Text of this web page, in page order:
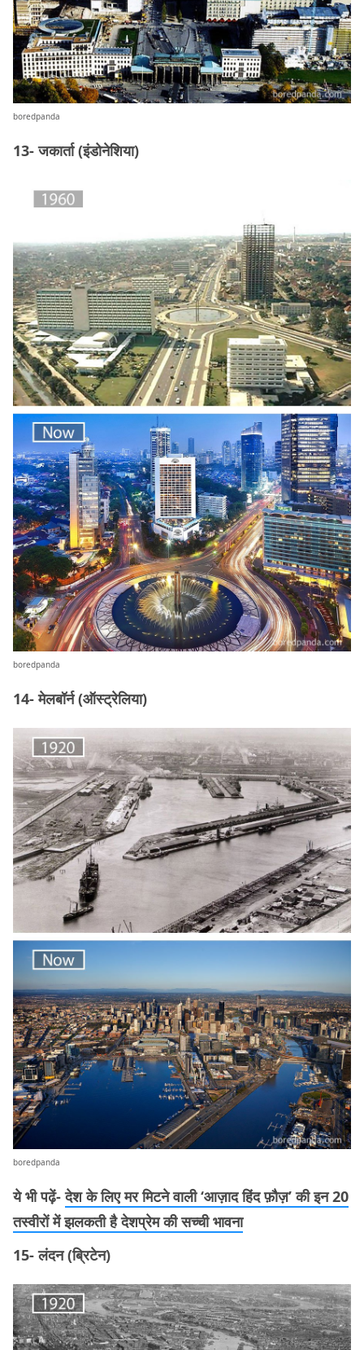
boredpanda
13- जकार्ता (इंडोनेशिया)
boredpanda
14- मेलबॉर्न (ऑस्ट्रेलिया)
boredpanda
ये भी पढ़ें-देश के लिए मर मिटने वाली ‘आज़ाद हिंद फ़ौज़’ की इन 20
तस्वीरों में झलकती है देशप्रेम की सच्ची भावना
15- लंदन (ब्रिटेन)